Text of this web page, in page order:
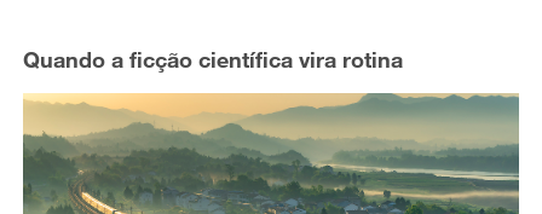
Quando a ficção científica vira rotina